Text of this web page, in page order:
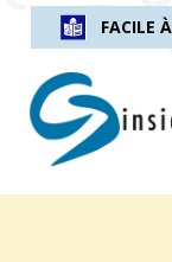
FACILE
insieme.ch